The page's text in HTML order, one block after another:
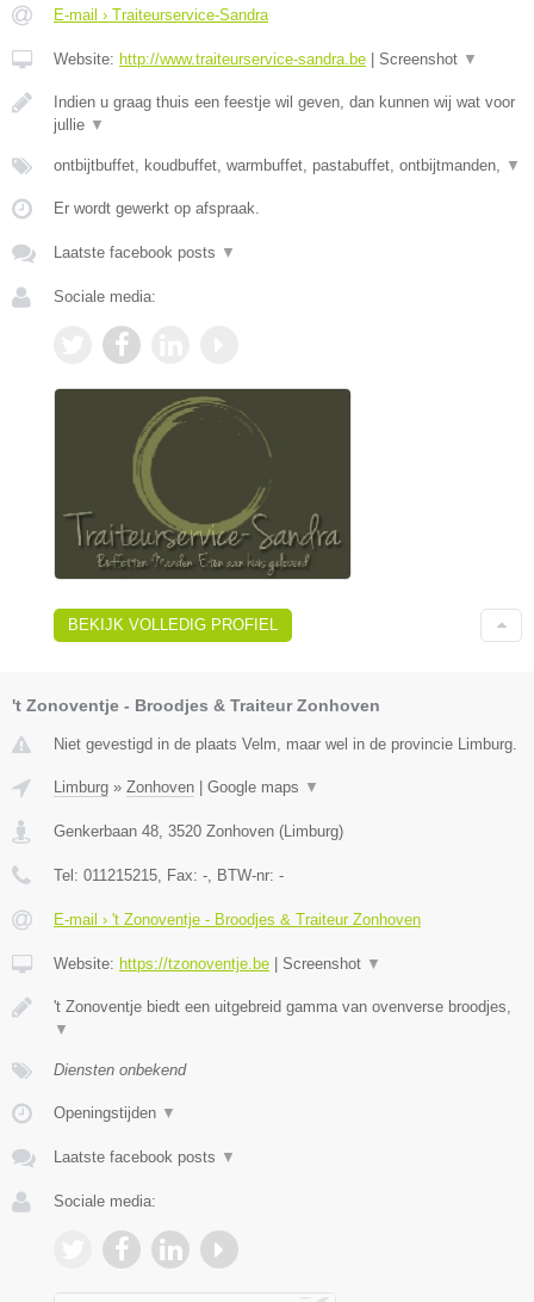
E-mail › Traiteurservice-Sandra
Website: http://www.traiteurservice-sandra.be Screenshot ▼
Indien u graag thuis een feestje wil geven, dan kunnen wij wat voor
jullie ▼
ontbijtbuffet, koudbuffet, warmbuffet, pastabuffet, ontbijtmanden, ▼
Er wordt gewerkt op afspraak.
Laatste facebook posts ▼
Sociale media:
BEKIJK VOLLEDIG PROFIEL
't Zonoventje - Broodjes & Traiteur Zonhoven
Niet gevestigd in de plaats Velm, maar wel in de provincie Limburg.
Limburg » Zonhoven Google maps ▼
Genkerbaan 48, 3520 Zonhoven (Limburg)
Tel: 011215215, Fax: -, BTW-nr: -
E-mail › 't Zonoventje - Broodjes & Traiteur Zonhoven
Website: https://tzonoventje.be Screenshot ▼
't Zonoventje biedt een uitgebreid gamma van ovenverse broodjes,
▼
Diensten onbekend
Openingstijden ▼
Laatste facebook posts ▼
Sociale media: